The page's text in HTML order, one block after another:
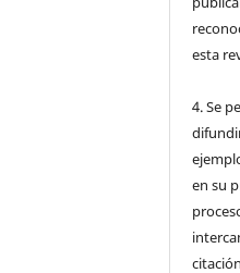
esta
4. Se
en su